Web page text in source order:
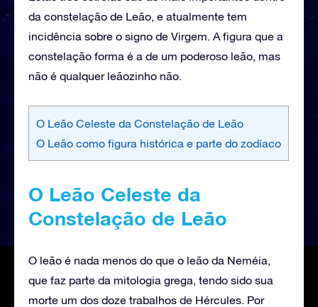
da constelação de Leão, e atualmente tem
incidência sobre o signo de Virgem. A figura que a
constelação forma é a de um poderoso leão, mas
não é qualquer leãozinho não.
O Leão Celeste da Constelação de Leão
O Leão como figura histórica e parte do zodíaco
O Leão Celeste da
Constelação de Leão
O leão é nada menos do que o leão da Neméia,
que faz parte da mitologia grega, tendo sido sua
morte um dos doze trabalhos de Hércules. Por